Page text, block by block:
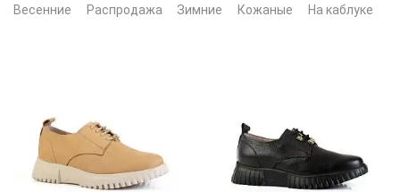
Весенние
Распродажа Зимние Кожаные На каблуке